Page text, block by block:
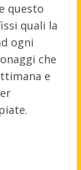
questo
quali la
ogni
che
e